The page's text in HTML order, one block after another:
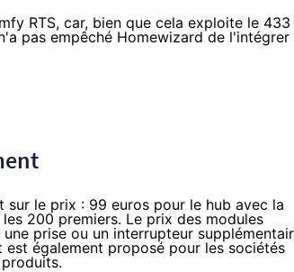
RTS, car, bien que cela exploite le 433
pas empêché Homewizard de l'intégrer
sur le prix : 99 euros pour le hub avec la
200 premiers. Le prix des modules
prise ou un interrupteur
également proposé pour les sociétés